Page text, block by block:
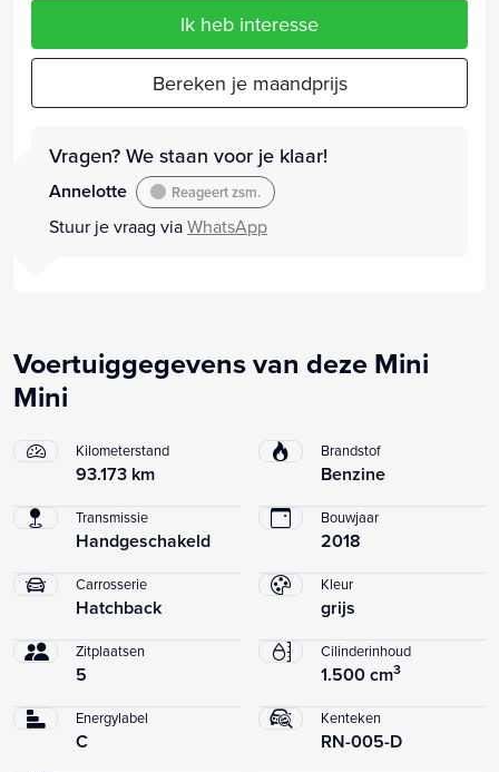
Ik heb interesse
Bereken je maandprijs
Vragen? We staan voor je klaar!
Annelotte Reageert zsm.
Stuur je vraag viaWhatsApp
Voertuiggegevens van deze Mini
Mini
Kilometerstand
93.173 km
Brandstof
Benzine
Transmissie
Handgeschakeld
Bouwjaar
2018
Carrosserie
Hatchback
Kleur
grijs
Zitplaatsen
5
Cilinderinhoud
1.500 cm3
Energylabel
C
Kenteken
RN-005-D